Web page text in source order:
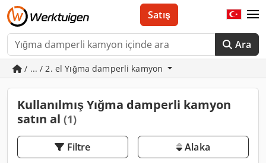
Ara
Satış
/ ... / 2. el Yığma damperli kamyon
Kullanılmış Yığma damperli kamyon
satın al (1)
Filtre Alaka